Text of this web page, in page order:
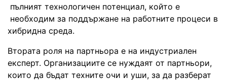
пълният технологичен потенциал, който е
необходим за поддържане на работните процеси в
хибридна среда.
Втората роля на партньора е на индустриален
експерт. Организациите се нуждаят от партньори,
които да бъдат техните очи и уши, за да разберат